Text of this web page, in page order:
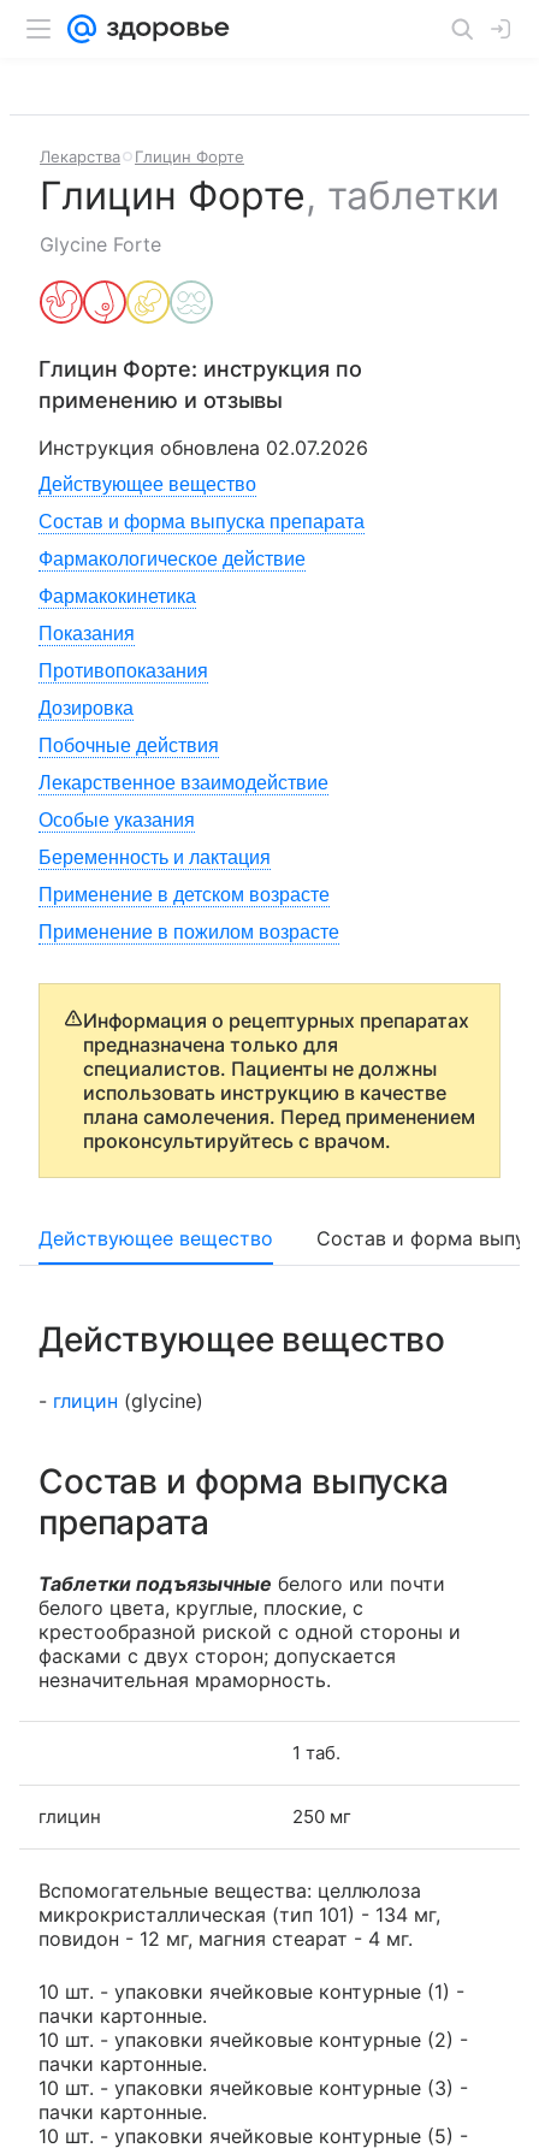
Лекарства Глицин Форте
Глицин Форте, таблетки
Glycine Forte
Глицин Форте: инструкция по
применению и отзывы
Инструкция обновлена 02.07.2026
Действующее вещество
Состав и форма выпуска препарата
Фармакологическое действие
Фармакокинетика
Показания
Противопоказания
Дозировка
Побочные действия
Лекарственное взаимодействие
Особые указания
Беременность и лактация
Применение в детском возрасте
Применение в пожилом возрасте
Информация о рецептурных препаратах
предназначена только для
специалистов. Пациенты не должны
использовать инструкцию в качестве
плана самолечения. Перед применением
проконсультируйтесь с врачом.
Действующее вещество Состав и форма
Действующее вещество
- глицин (glycine)
Состав и форма выпуска
препарата
Таблетки подъязычные белого или почти
белого цвета, круглые, плоские, с
крестообразной риской с одной стороны и
фасками с двух сторон; допускается
незначительная мраморность.
1 таб.
глицин 250 мг
Вспомогательные вещества: целлюлоза
микрокристаллическая (тип 101) - 134 мг,
повидон - 12 мг, магния стеарат - 4 мг.
10 шт. - упаковки ячейковые контурные (1) -
пачки картонные.
10 шт. - упаковки ячейковые контурные (2) -
пачки картонные.
10 шт. - упаковки ячейковые контурные (3) -
пачки картонные.
10 шт. - упаковки ячейковые контурные (5) -